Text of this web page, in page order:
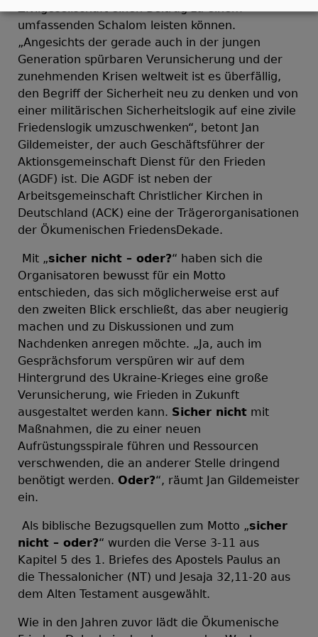
Zivilgesellschaft einen Beitrag zu einem
umfassenden Schalom leisten können.
„Angesichts der gerade auch in der jungen
Generation spürbaren Verunsicherung und der
zunehmenden Krisen weltweit ist es überfällig,
den Begriff der Sicherheit neu zu denken und von
einer militärischen Sicherheitslogik auf eine zivile
Friedenslogik umzuschwenken“, betont Jan
Gildemeister, der auch Geschäftsführer der
Aktionsgemeinschaft Dienst für den Frieden
(AGDF) ist. Die AGDF ist neben der
Arbeitsgemeinschaft Christlicher Kirchen in
Deutschland (ACK) eine der Trägerorganisationen
der Ökumenischen FriedensDekade.
Mit „sicher nicht – oder?“ haben sich die
Organisatoren bewusst für ein Motto
entschieden, das sich möglicherweise erst auf
den zweiten Blick erschließt, das aber neugierig
machen und zu Diskussionen und zum
Nachdenken anregen möchte. „Ja, auch im
Gesprächsforum verspüren wir auf dem
Hintergrund des Ukraine-Krieges eine große
Verunsicherung, wie Frieden in Zukunft
ausgestaltet werden kann. Sicher nicht mit
Maßnahmen, die zu einer neuen
Aufrüstungsspirale führen und Ressourcen
verschwenden, die an anderer Stelle dringend
benötigt werden. Oder?“, räumt Jan Gildemeister
ein.
Als biblische Bezugsquellen zum Motto „sicher
nicht – oder?“ wurden die Verse 3-11 aus
Kapitel 5 des 1. Briefes des Apostels Paulus an
die Thessalonicher (NT) und Jesaja 32,11-20 aus
dem Alten Testament ausgewählt.
Wie in den Jahren zuvor lädt die Ökumenische